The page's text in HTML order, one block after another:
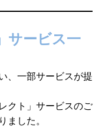
サービス一
、一部サービスが提
クト」サービスのご
ました。